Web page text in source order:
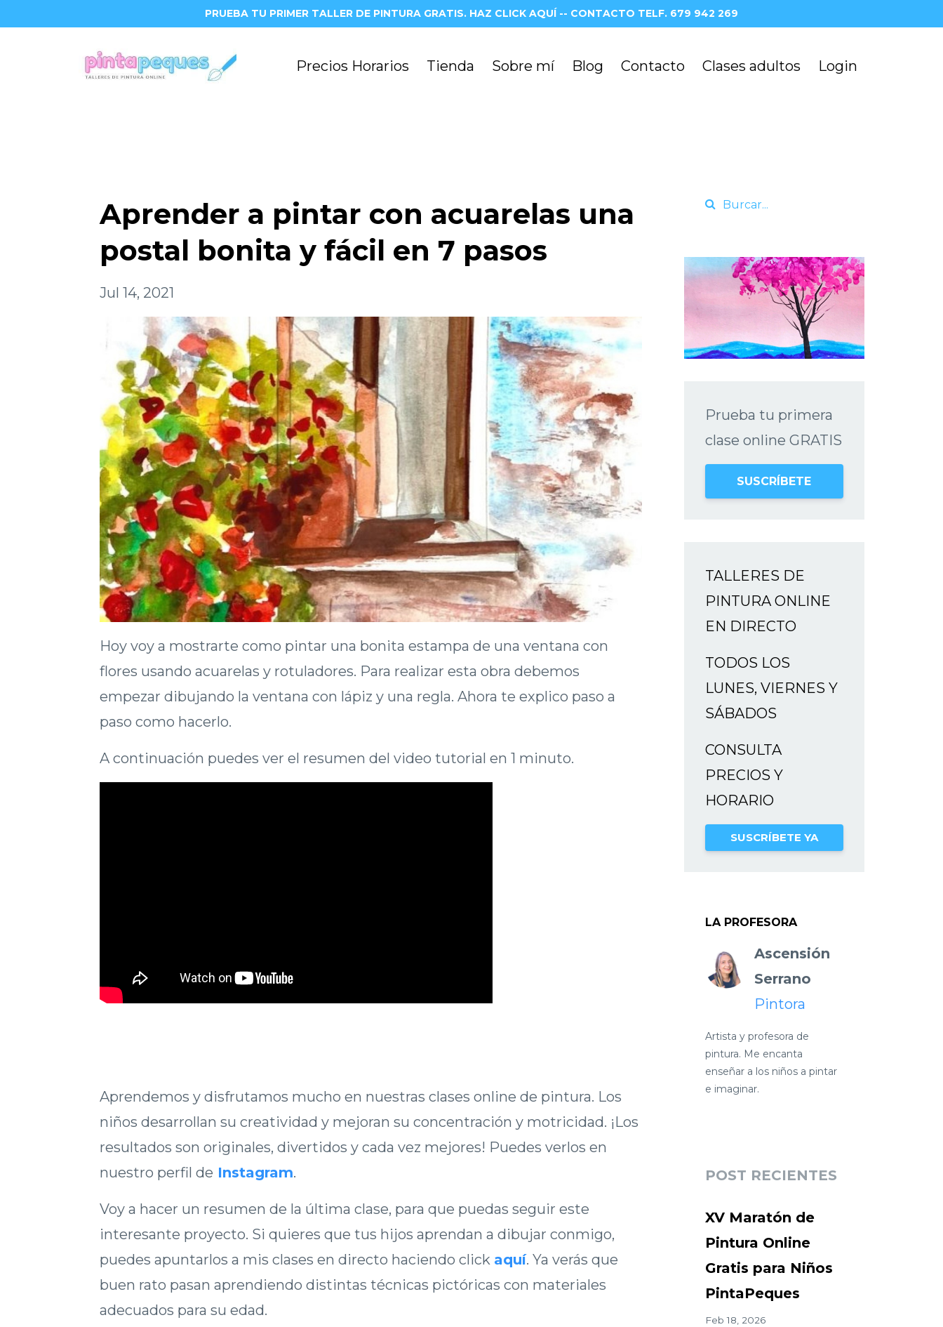
PRUEBA TU PRIMER TALLER DE PINTURA GRATIS. HAZ CLICK AQUÍ -- CONTACTO TELF. 679 942 269
Precios Horarios Tienda Sobre mí Blog Contacto Clases adultos Login
Aprender a pintar con acuarelas una
postal bonita y fácil en 7 pasos
Jul 14, 2021
Hoy voy a mostrarte como pintar una bonita estampa de una ventana con
flores usando acuarelas y rotuladores. Para realizar esta obra debemos
empezar dibujando la ventana con lápiz y una regla. Ahora te explico paso a
paso como hacerlo.
A continuación puedes ver el resumen del video tutorial en 1 minuto.
Aprendemos y disfrutamos mucho en nuestras clases online de pintura. Los
niños desarrollan su creatividad y mejoran su concentración y motricidad. ¡Los
resultados son originales, divertidos y cada vez mejores! Puedes verlos en
nuestro perfil de Instagram.
Voy a hacer un resumen de la última clase, para que puedas seguir este
interesante proyecto. Si quieres que tus hijos aprendan a dibujar conmigo,
puedes apuntarlos a mis clases en directo haciendo click aquí. Ya verás que
buen rato pasan aprendiendo distintas técnicas pictóricas con materiales
adecuados para su edad.
Prueba tu primera
clase online GRATIS
SUSCRÍBETE
TALLERES DE
PINTURA ONLINE
EN DIRECTO
TODOS LOS
LUNES, VIERNES Y
SÁBADOS
CONSULTA
PRECIOS Y
HORARIO
SUSCRÍBETE YA
LA PROFESORA
Ascensión
Serrano
Pintora
Artista y profesora de
pintura. Me encanta
enseñar a los niños a pintar
e imaginar.
POST RECIENTES
XV Maratón de
Pintura Online
Gratis para Niños
PintaPeques
Feb 18, 2026